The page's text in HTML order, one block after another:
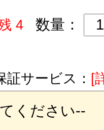
4 数量：
サービス： [